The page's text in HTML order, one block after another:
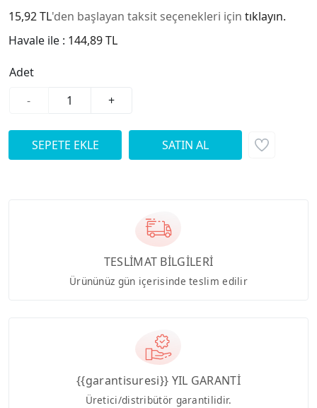
15,92 TL'den başlayan taksit seçenekleri için tıklayın.
Havale ile : 144,89 TL
Adet
-
+
TESLİMAT BİLGİLERİ
Ürününüz gün içerisinde teslim edilir
{{garantisuresi}} YIL GARANTİ
Üretici/distribütör garantilidir.